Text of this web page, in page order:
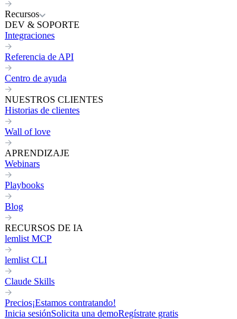
Recursos
DEV & SOPORTE
Integraciones
Referencia de API
Centro de ayuda
NUESTROS CLIENTES
Historias de clientes
Wall of love
APRENDIZAJE
Webinars
Playbooks
Blog
RECURSOS DE IA
lemlist MCP
lemlist CLI
Claude Skills
Precios¡Estamos contratando!
Inicia sesiónSolicita una demoRegístrate gratis